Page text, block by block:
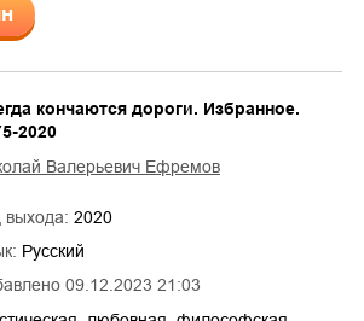
09.12.2023 21:03
кончаются дороги. Избранное.
2020
Валерьевич Ефремов
выхода: 2020
Русский